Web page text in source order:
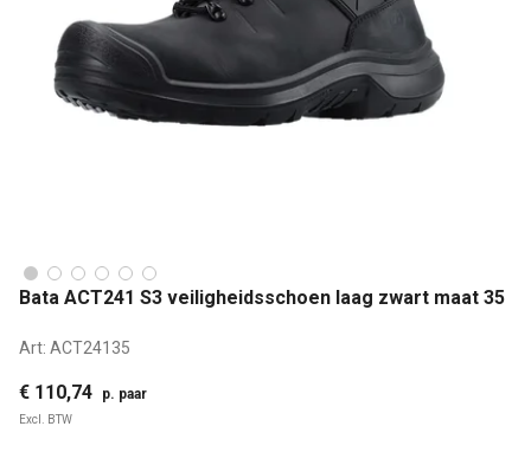
Bata ACT241 S3 veiligheidsschoen laag zwart maat 35
Art: ACT24135
€ 110,74 p. paar
Excl. BTW